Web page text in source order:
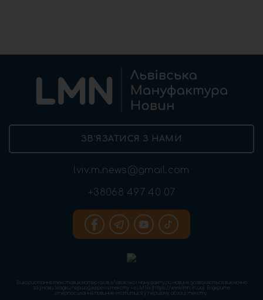
ЗВ’ЯЗАТИСЯ З НАМИ
lviv.m.news@gmail.com
+38068 497 40 07
Використання текстових матеріалів «Львівської мануфактури новин» дозволяється виключно
за умови згадки першоджерела тексту – «LMN» (https://www.lmn.in.ua). Відкрите
гіперпосилання повинне міститися у першому абзаці тексту.